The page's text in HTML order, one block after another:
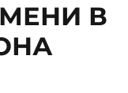
В